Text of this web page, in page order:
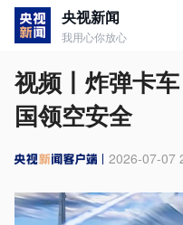
央视新闻
我用心你放心
视频丨炸弹卡
国领空安全
2026-07-07